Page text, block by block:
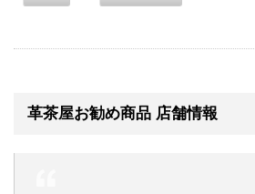
革茶屋お勧め商品 店舗情報